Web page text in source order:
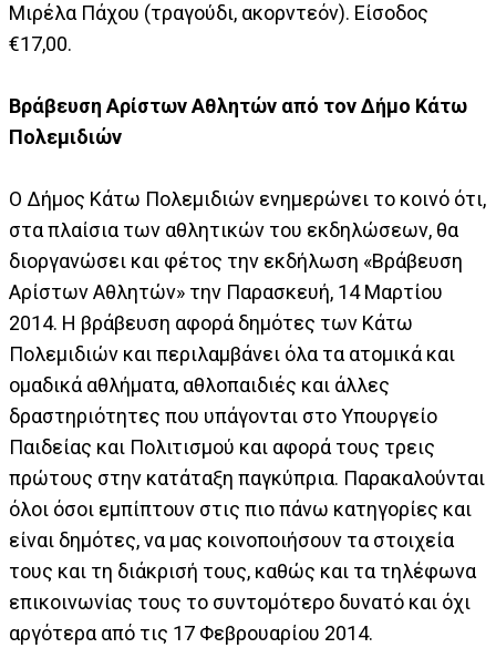
Μιρέλα Πάχου (τραγούδι, ακορντεόν). Είσοδος
€17,00.
Βράβευση Αρίστων Αθλητών από τον Δήμο Κάτω
Πολεμιδιών
Ο Δήμος Κάτω Πολεμιδιών ενημερώνει το κοινό ότι,
στα πλαίσια των αθλητικών του εκδηλώσεων, θα
διοργανώσει και φέτος την εκδήλωση «Βράβευση
Αρίστων Αθλητών» την Παρασκευή, 14 Μαρτίου
2014. Η βράβευση αφορά δημότες των Κάτω
Πολεμιδιών και περιλαμβάνει όλα τα ατομικά και
ομαδικά αθλήματα, αθλοπαιδιές και άλλες
δραστηριότητες που υπάγονται στο Υπουργείο
Παιδείας και Πολιτισμού και αφορά τους τρεις
πρώτους στην κατάταξη παγκύπρια. Παρακαλούνται
όλοι όσοι εμπίπτουν στις πιο πάνω κατηγορίες και
είναι δημότες, να μας κοινοποιήσουν τα στοιχεία
τους και τη διάκρισή τους, καθώς και τα τηλέφωνα
επικοινωνίας τους το συντομότερο δυνατό και όχι
αργότερα από τις 17 Φεβρουαρίου 2014.